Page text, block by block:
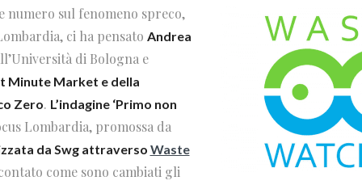
numero sul fenomeno spreco,
ci ha pensato Andrea
di Bologna e
Minute Market e della
Zero. L’indagine ‘Primo non
Lombardia, promossa da
da Swg attraverso Waste
come sono cambiati gli